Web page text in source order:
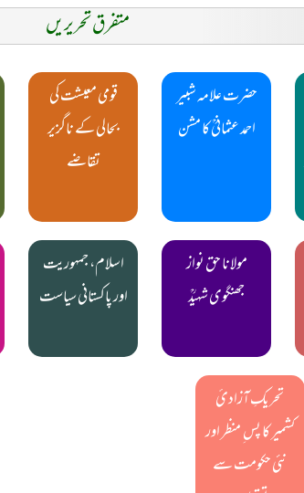
متفرق تحریریں
حضرت علامہ شبیر
احمد عثمانیؒ کا مشن
قومی معیشت کی
بحالی کے ناگزیر
تقاضے
مولانا حق نواز
جھنگوی شہیدؒ
اسلام، جمہوریت
اور پاکستانی سیاست
تحریکِ آزادیٔ
کشمیر کا پس ِ منظر اور
نئی حکومت سے